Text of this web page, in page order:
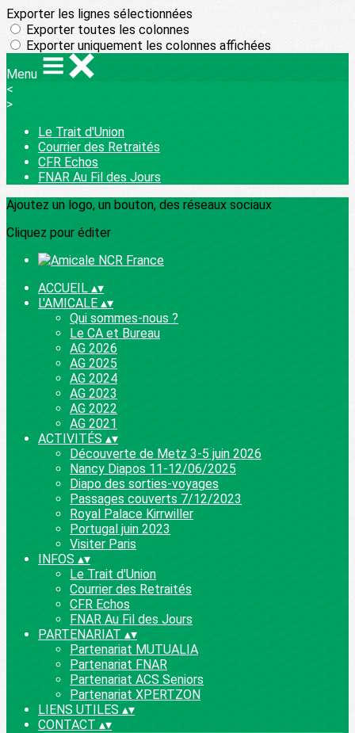
Exporter les lignes sélectionnées
Exporter toutes les colonnes
Exporter uniquement les colonnes affichées
Menu
<
>
Le Trait d'Union
Courrier des Retraités
CFR Echos
FNAR Au Fil des Jours
Ajoutez un logo, un bouton, des réseaux sociaux
Cliquez pour éditer
ACCUEIL ▴▾
L'AMICALE ▴▾
Qui sommes-nous ?
Le CA et Bureau
AG 2026
AG 2025
AG 2024
AG 2023
AG 2022
AG 2021
ACTIVITÉS ▴▾
Découverte de Metz 3-5 juin 2026
Nancy Diapos 11-12/06/2025
Diapo des sorties-voyages
Passages couverts 7/12/2023
Royal Palace Kirrwiller
Portugal juin 2023
Visiter Paris
INFOS ▴▾
Le Trait d'Union
Courrier des Retraités
CFR Echos
FNAR Au Fil des Jours
PARTENARIAT ▴▾
Partenariat MUTUALIA
Partenariat FNAR
Partenariat ACS Seniors
Partenariat XPERTZON
LIENS UTILES ▴▾
CONTACT ▴▾